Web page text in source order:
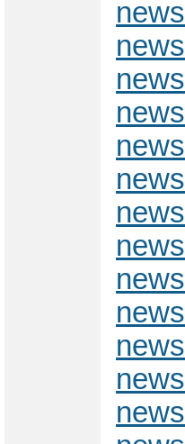
news
news
news
news
news
news
news
news
news
news
news
news
news